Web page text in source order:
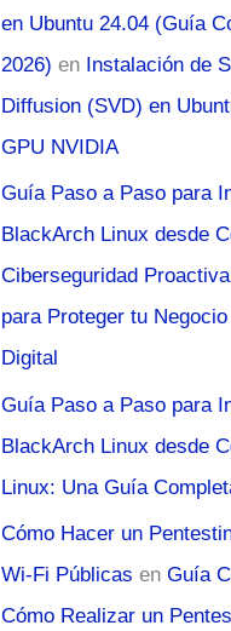
en Ubuntu 24.04 (Guía
2026) en Instalación de
Diffusion (SVD) en
GPU NVIDIA
Guía Paso a Paso para
BlackArch Linux desde
Ciberseguridad
para Proteger tu
Digital
Guía Paso a Paso para
BlackArch Linux desde
Linux: Una Guía
Cómo Hacer un
Wi-Fi Públicas en Guía
Cómo Realizar un